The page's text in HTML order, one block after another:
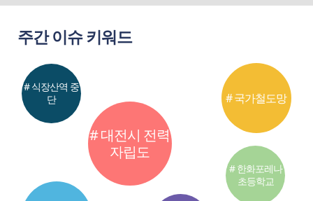
주간 이슈 키워드
# 대전시 전력
자립도
# 국가철도망
# 식장산역 중
단
# 한화포레나
초등학교